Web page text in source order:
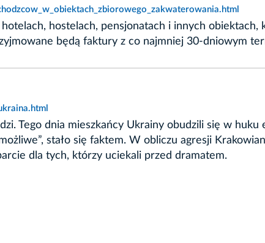
hostelach, pensjonatach i innych
będą faktury z co najmniej 30-dniowym
Tego dnia mieszkańcy Ukrainy obudzili się w huku
stało się faktem. W obliczu agresji
dla tych, którzy uciekali przed dramatem.